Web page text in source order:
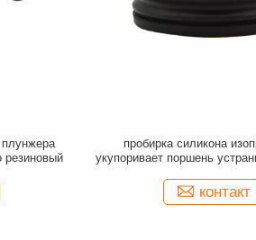
резиновый
пробирка силикона
укупоривает поршень
контакт